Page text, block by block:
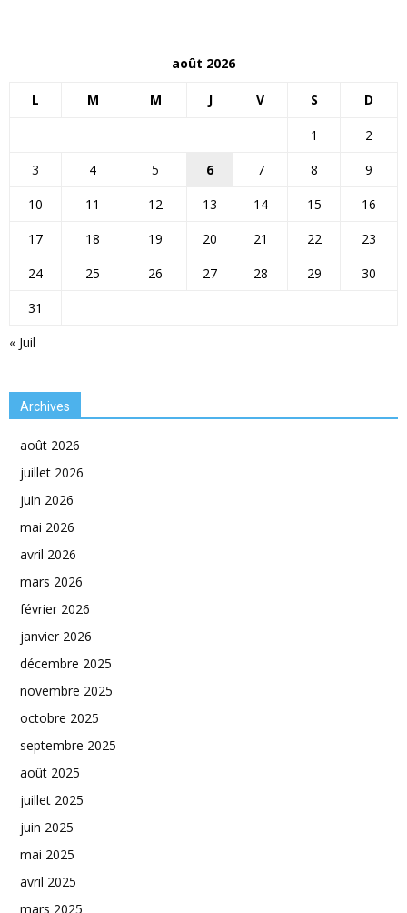
août 2026
L M M J V S D
« Juil
1
2
3
4 5 6 7 8
9
10
11 12 13 14 15
16
17
18 19 20 21 22
23
24
25 26 27 28 29
30
31
Archives
août 2026
juillet 2026
juin 2026
mai 2026
avril 2026
mars 2026
février 2026
janvier 2026
décembre 2025
novembre 2025
octobre 2025
septembre 2025
août 2025
juillet 2025
juin 2025
mai 2025
avril 2025
mars 2025